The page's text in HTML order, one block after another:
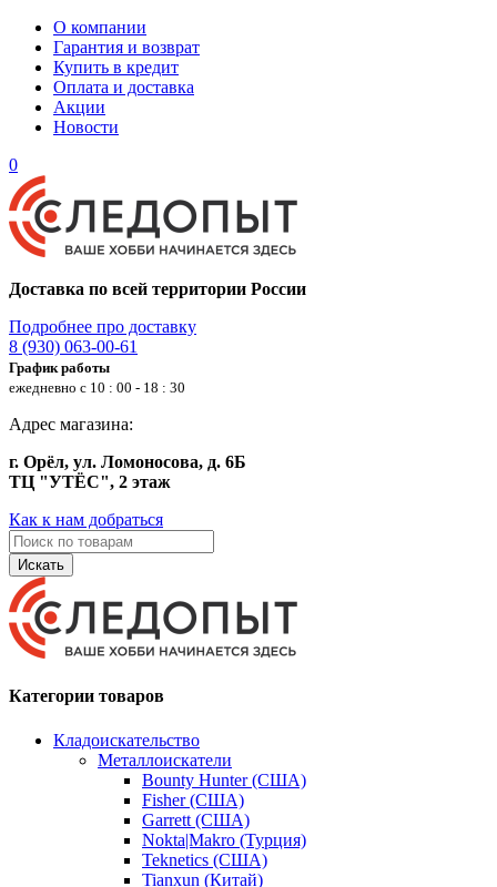
О компании
Гарантия и возврат
Купить в кредит
Оплата и доставка
Акции
Новости
0
Доставка по всей территории России
Подробнее про доставку
8 (930) 063-00-61
График работы
ежедневно с 10 : 00 - 18 : 30
Адрес магазина:
г. Орёл, ул. Ломоносова, д. 6Б
ТЦ "УТЁС", 2 этаж
Как к нам добраться
Искать
Категории товаров
Кладоискательство
Металлоискатели
Bounty Hunter (США)
Fisher (США)
Garrett (США)
Nokta|Makro (Турция)
Teknetics (США)
Tianxun (Китай)